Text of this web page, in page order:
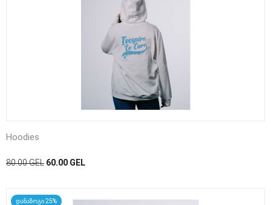
Hoodies
80.00GEL 60.00 GEL
დანაზოგი 25%